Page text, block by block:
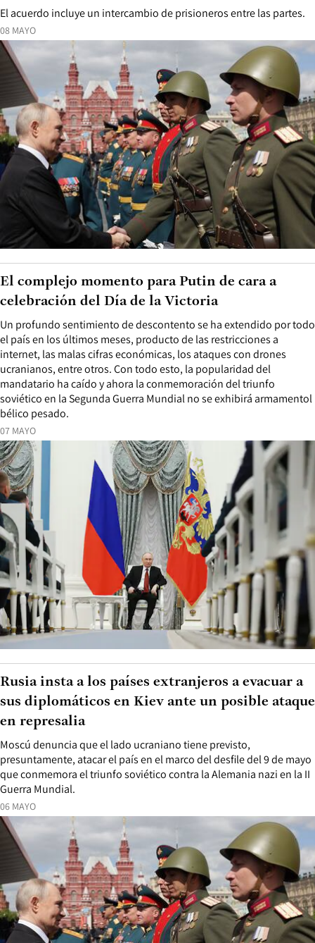
08 MAYO
El acuerdo incluye un intercambio de prisioneros entre las partes.
07 MAYO
Un profundo sentimiento de descontento se ha extendido por todo
el país en los últimos meses, producto de las restricciones a
internet, las malas cifras económicas, los ataques con drones
ucranianos, entre otros. Con todo esto, la popularidad del
mandatario ha caído y ahora la conmemoración del triunfo
soviético en la Segunda Guerra Mundial no se exhibirá armamentol
bélico pesado.
El complejo momento para Putin de cara a
celebración del Día de la Victoria
06 MAYO
Moscú denuncia que el lado ucraniano tiene previsto,
presuntamente, atacar el país en el marco del desfile del 9 de mayo
que conmemora el triunfo soviético contra la Alemania nazi en la II
Guerra Mundial.
Rusia insta a los países extranjeros a evacuar a
sus diplomáticos en Kiev ante un posible ataque
en represalia